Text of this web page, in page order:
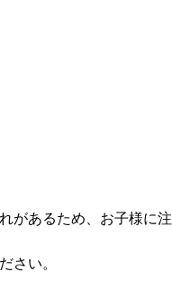
があるため、お子様に
さい。